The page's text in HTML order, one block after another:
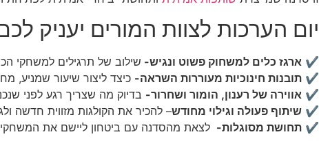
יום הערכות לצוות המורים יעניק
✔️ ארגז כלים למשחוק פשוט ונגיש- שילוב של תרגילים למשחקי
✔️ תובנות חינוכיות מעוררות השראה- כיצד ליצור שיעור שמניע,
✔️ אווירה של רענון, הומור ושחרור- בדיוק מה שצריך רגע לפני
✔️ שיתוף פעולה וגילוי מחודש– להכיר את הקולגות מזווית חדשה
✔️ תחושת מסוגלות- לצאת מהסדנה עם ביטחון ליישם את